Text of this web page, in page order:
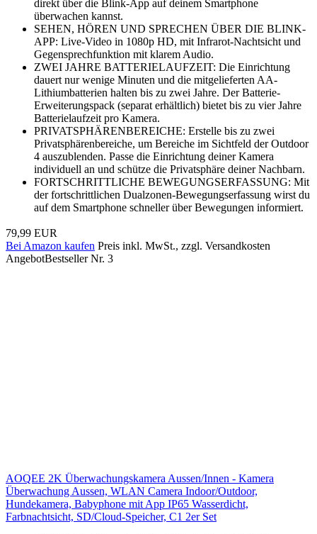
direkt über die Blink-App auf deinem Smartphone
überwachen kannst.
SEHEN, HÖREN UND SPRECHEN ÜBER DIE BLINK-
APP: Live-Video in 1080p HD, mit Infrarot-Nachtsicht und
Gegensprechfunktion mit klarem Audio.
ZWEI JAHRE BATTERIELAUFZEIT: Die Einrichtung
dauert nur wenige Minuten und die mitgelieferten AA-
Lithiumbatterien halten bis zu zwei Jahre. Der Batterie-
Erweiterungspack (separat erhältlich) bietet bis zu vier Jahre
Batterielaufzeit pro Kamera.
PRIVATSPHÄRENBEREICHE: Erstelle bis zu zwei
Privatsphärenbereiche, um Bereiche im Sichtfeld der Outdoor
4 auszublenden. Passe die Einrichtung deiner Kamera
individuell an und schütze die Privatsphäre deiner Nachbarn.
FORTSCHRITTLICHE BEWEGUNGSERFASSUNG: Mit
der fortschrittlichen Dualzonen-Bewegungserfassung wirst du
auf dem Smartphone schneller über Bewegungen informiert.
79,99 EUR
Bei Amazon kaufen Preis inkl. MwSt., zzgl. Versandkosten
AngebotBestseller Nr. 3
AOQEE 2K Überwachungskamera Aussen/Innen - Kamera
Überwachung Aussen, WLAN Camera Indoor/Outdoor,
Hundekamera, Babyphone mit App IP65 Wasserdicht,
Farbnachtsicht, SD/Cloud-Speicher, C1 2er Set